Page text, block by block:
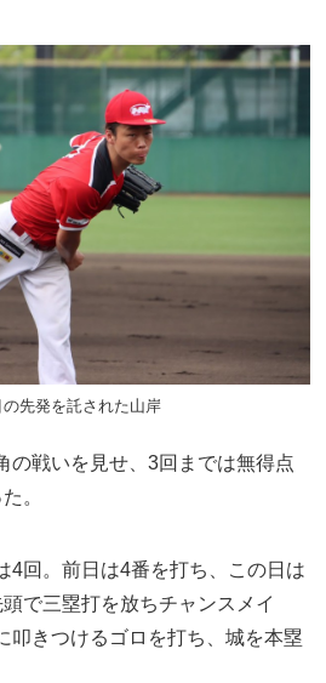
の先発を託された山岸
の戦いを見せ、3回までは無得点
。
4回。前日は4番を打ち、この日は
で三塁打を放ちチャンスメイ
叩きつけるゴロを打ち、城を本塁